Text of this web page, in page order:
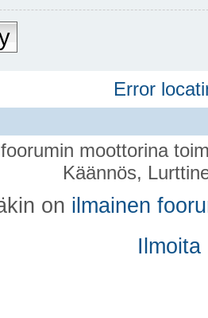
Error
moottorina
Käännös,
on ilmainen